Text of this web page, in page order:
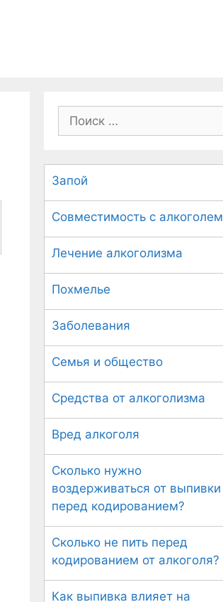
о
с
к
:
Запой
Совместимость с алкоголем
Лечение алкоголизма
Похмелье
Заболевания
Семья и общество
Средства от алкоголизма
Вред алкоголя
Сколько нужно
воздерживаться от выпивки
перед кодированием?
Сколько не пить перед
кодированием от алкоголя?
Как выпивка влияет на